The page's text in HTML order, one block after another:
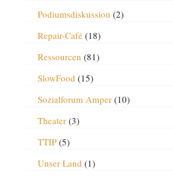
Podiumsdiskussion (2)
Repair-Café(18)
Ressourcen (81)
SlowFood (15)
Sozialforum Amper(10)
Theater(3)
TTIP(5)
Unser Land (1)